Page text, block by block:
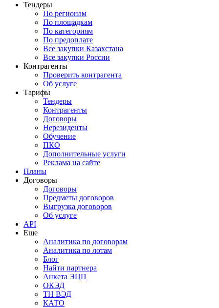
Тендеры
По регионам
По площадкам
По категориям
По предоплате
Все закупки Казахстана
Все закупки России
Контрагенты
Проверить контрагента
Об услуге
Тарифы
Тендеры
Контрагенты
Договоры
Нерезиденты
Обучение
ПКО
Дополнительные услуги
Реклама на сайте
Планы
Договоры
Договоры
Предметы договоров
Выгрузка договоров
Об услуге
API
Еще
Аналитика по договорам
Аналитика по лотам
Блог
Найти партнера
Анкета ЭЦП
ОКЭД
ТН ВЭД
КАТО